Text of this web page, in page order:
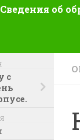
Сведения об
с